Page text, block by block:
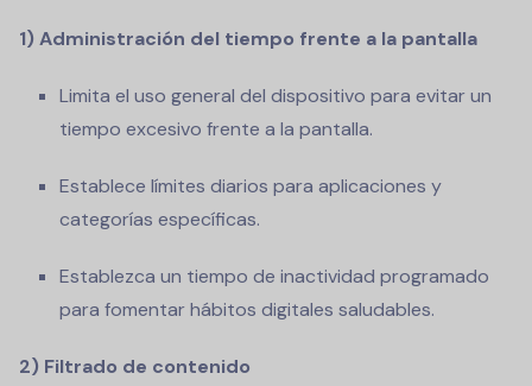
1) Administración del tiempo frente a la pantalla
Limita el uso general del dispositivo para evitar un
tiempo excesivo frente a la pantalla.
Establece límites diarios para aplicaciones y
categorías específicas.
Establezca un tiempo de inactividad programado
para fomentar hábitos digitales saludables.
2) Filtrado de contenido